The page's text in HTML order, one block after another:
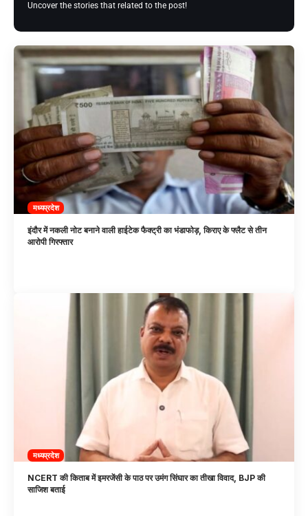
Uncover the stories that related to the post!
मध्यप्रदेश
इंदौर में नकली नोट बनाने वाली हाईटेक फैक्ट्री का भंडाफोड़, किराए के फ्लैट से तीन
आरोपी गिरफ्तार
मध्यप्रदेश
NCERT की किताब में इमरजेंसी के पाठ पर उमंग सिंघार का तीखा विवाद, BJP की
साजिश बताई